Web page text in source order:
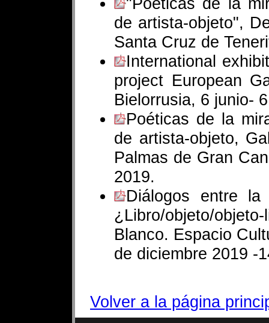
de artista-objeto",
Santa Cruz de
International
project European
Bielorrusia, 6 junio-
Poéticas de la
de artista-objeto,
Palmas de Gran
2019.
Diálogos entre
¿Libro/objeto/
Blanco. Espacio
de diciembre 2019 -
Volver a la página